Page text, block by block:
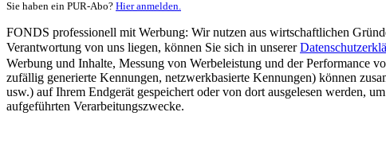
Sie haben ein PUR-Abo? Hier anmelden.
FONDS professionell mit Werbung: Wir nutzen aus wirtschaftlichen
Verantwortung von uns liegen, können Sie sich in unserer
Werbung und Inhalte, Messung von Werbeleistung und der Performance
zufällig generierte Kennungen, netzwerkbasierte Kennungen) können
usw.) auf Ihrem Endgerät gespeichert oder von dort ausgelesen werden,
aufgeführten Verarbeitungszwecke.